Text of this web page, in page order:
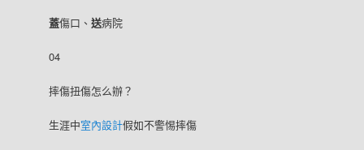
蓋傷口、送病院
04
摔傷扭傷怎么辦？
生涯中室內設計假如不警惕摔傷